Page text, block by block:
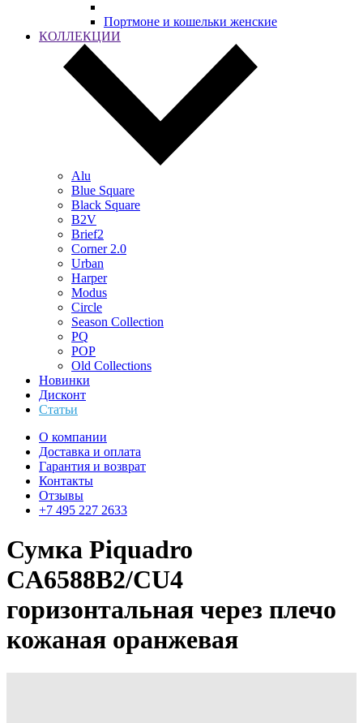
Портмоне и кошельки женские
КОЛЛЕКЦИИ
Alu
Blue Square
Black Square
B2V
Brief2
Corner 2.0
Urban
Harper
Modus
Circle
Season Collection
PQ
POP
Old Collections
Новинки
Дисконт
Статьи
О компании
Доставка и оплата
Гарантия и возврат
Контакты
Отзывы
+7 495 227 2633
Сумка Piquadro
CA6588B2/CU4
горизонтальная через плечо
кожаная оранжевая